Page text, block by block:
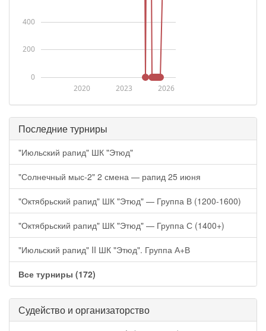
2020 2023 2026
0
200
400
Последние турниры
"Июльский рапид" ШК "Этюд"
"Солнечный мыс-2" 2 смена — рапид 25 июня
"Октябрьский рапид" ШК "Этюд" — Группа В (1200-1600)
"Октябрьский рапид" ШК "Этюд" — Группа С (1400+)
"Июльский рапид" II ШК "Этюд". Группа А+В
Все турниры (172)
Судейство и организаторство